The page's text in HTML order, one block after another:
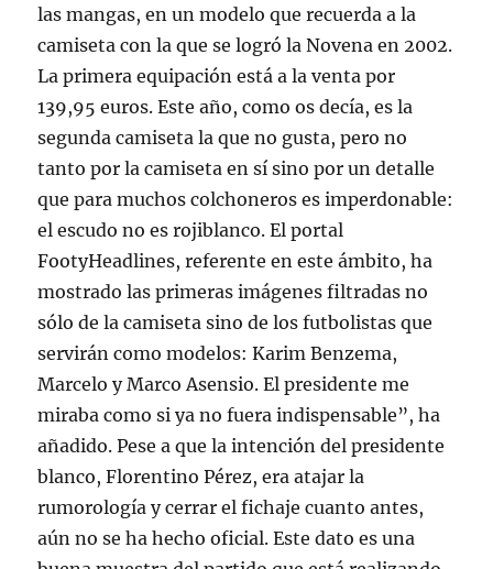
las mangas, en un modelo que recuerda a la
camiseta con la que se logró la Novena en 2002.
La primera equipación está a la venta por
139,95 euros. Este año, como os decía, es la
segunda camiseta la que no gusta, pero no
tanto por la camiseta en sí sino por un detalle
que para muchos colchoneros es imperdonable:
el escudo no es rojiblanco. El portal
FootyHeadlines, referente en este ámbito, ha
mostrado las primeras imágenes filtradas no
sólo de la camiseta sino de los futbolistas que
servirán como modelos: Karim Benzema,
Marcelo y Marco Asensio. El presidente me
miraba como si ya no fuera indispensable”, ha
añadido. Pese a que la intención del presidente
blanco, Florentino Pérez, era atajar la
rumorología y cerrar el fichaje cuanto antes,
aún no se ha hecho oficial. Este dato es una